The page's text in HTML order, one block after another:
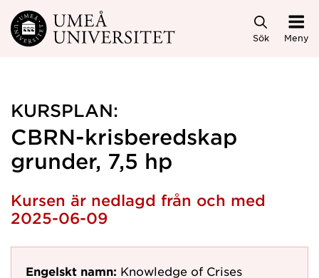
Hoppa direkt till innehållet
Sök Meny
KURSPLAN:
CBRN-krisberedskap
grunder, 7,5 hp
Kursen är nedlagd från och med
2025-06-09
Engelskt namn: Knowledge of Crises